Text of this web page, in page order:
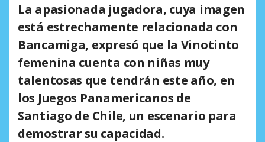
La apasionada jugadora, cuya imagen
está estrechamente relacionada con
Bancamiga, expresó que la Vinotinto
femenina cuenta con niñas muy
talentosas que tendrán este año, en
los Juegos Panamericanos de
Santiago de Chile, un escenario para
demostrar su capacidad.